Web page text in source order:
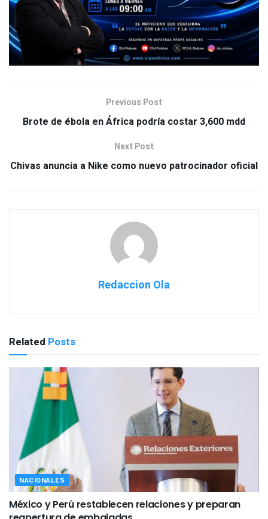
Previous Post
Brote de ébola en África podría costar 3,600 mdd
Next Post
Chivas anuncia a Nike como nuevo patrocinador oficial
Redaccion Ola
Related Posts
NACIONALES
México y Perú restablecen relaciones y preparan